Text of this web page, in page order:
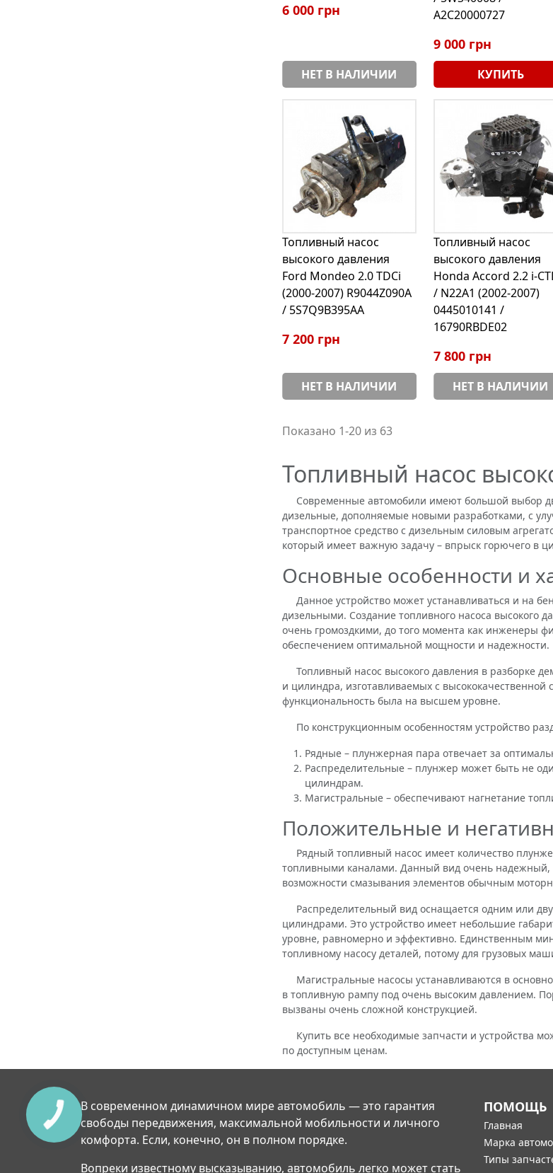
6 000 грн
НЕТ В НАЛИЧИИ
A2C20000727
9 000 грн
КУПИТЬ
Топливный насос
высокого давления
Ford Mondeo 2.0 TDCi
(2000-2007) R9044Z090A
/ 5S7Q9B395AA
7 200 грн
НЕТ В НАЛИЧИИ
Топливный насос
высокого давления
Honda Accord 2.2 i-
/ N22A1 (2002-2007)
0445010141 /
16790RBDE02
7 800 грн
НЕТ В НАЛИЧИИ
Показано 1-20 из 63
Топливный насос
Современные автомобили имеют большой выбор
дизельные, дополняемые новыми разработками, с
транспортное средство с дизельным силовым
который имеет важную задачу – впрыск горючего в
Основные особенности и
Данное устройство может устанавливаться и на
дизельными. Создание топливного насоса
очень громоздкими, до того момента как инженеры
обеспечением оптимальной мощности и надежности.
Топливный насос высокого давления в разборке
и цилиндра, изготавливаемых с
функциональность была на высшем уровне.
По конструкционным особенностям устройство
Рядные – плунжерная пара отвечает за
Распределительные – плунжер может быть не
цилиндрам.
Магистральные – обеспечивают нагнетание
Положительные и
Рядный топливный насос имеет количество
топливными каналами. Данный вид очень надежный,
возможности смазывания элементов обычным
Распределительный вид оснащается одним или
цилиндрами. Это устройство имеет небольшие
уровне, равномерно и эффективно. Единственным
топливному насосу деталей, потому для грузовых
Магистральные насосы устанавливаются в
в топливную рампу под очень высоким давлением.
вызваны очень сложной конструкцией.
Купить все необходимые запчасти и устройства
по доступным ценам.
В современном динамичном мире автомобиль — это гарантия
свободы передвижения, максимальной мобильности и личного
комфорта. Если, конечно, он в полном порядке.
Вопреки известному высказыванию, автомобиль легко может стать
ПОМОЩЬ
Главная
Марка
Типы